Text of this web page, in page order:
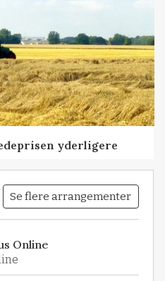
yderligere
Se flere arrangementer
Online